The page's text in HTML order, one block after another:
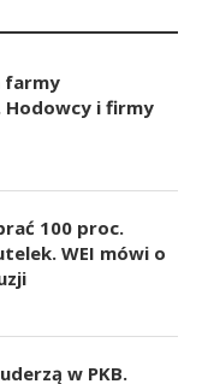
farmy
i firmy
100 proc.
WEI mówi o
w PKB.